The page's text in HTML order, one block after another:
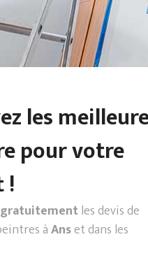
les
pour votre
!
gratuitementles devis de
àAnset dans les